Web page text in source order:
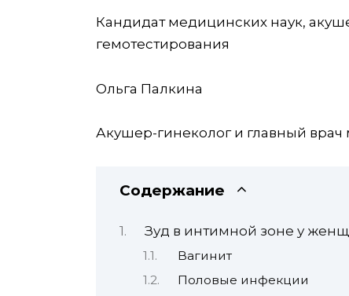
Кандидат медицинских наук,
гемотестирования
Ольга Палкина
Акушер-гинеколог и главный
Содержание
Зуд в интимной зоне у
Вагинит
Половые инфекции